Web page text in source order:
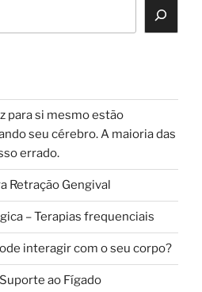
para si mesmo estão
seu cérebro. A maioria das
errado.
Retração Gengival
– Terapias frequenciais
interagir com o seu corpo?
ao Fígado